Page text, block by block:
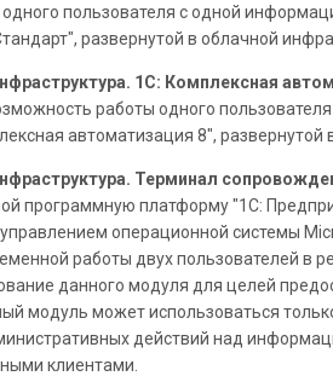
пользователя с одной
развернутой в облачной
1С: Комплексная
работы одного
автоматизация 8", развернутой
Терминал
программную платформу "1С:
операционной системы
работы двух пользователей в
данного модуля для целей
модуль может использоваться
действий над
клиентами.